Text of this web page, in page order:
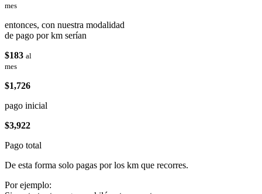
mes
entonces, con nuestra modalidad
de pago por km serían
$183 al
mes
$1,726
pago inicial
$3,922
Pago total
De esta forma solo pagas por los km que recorres.
Por ejemplo: